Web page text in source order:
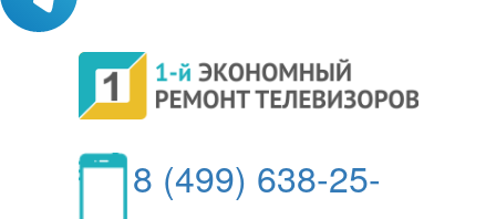
8 (499) 638-25-